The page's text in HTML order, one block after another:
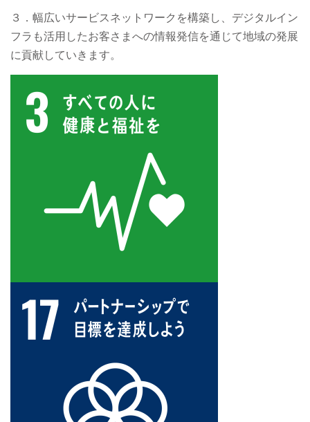
３．幅広いサービスネットワークを構築し、デジタルイン
フラも活用したお客さまへの情報発信を通じて地域の発展
に貢献していきます。